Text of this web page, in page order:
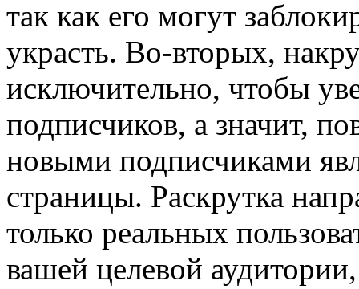
так как его могут
украсть. Во-вторых,
исключительно, чтобы
подписчиков, а значит,
новыми подписчиками
страницы. Раскрутка
только реальных
вашей целевой